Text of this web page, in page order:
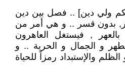
ولي دين] .. فصل بين دين
بدون قسر .. و هي أمر من
بالعهر , فيستغل العاهرون
و الجمال و الحرية .. و
والإستبداد رمزاً للحياة